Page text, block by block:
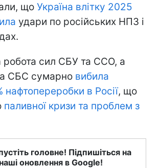
що Україна влітку 2025
удари по російських НПЗ і
робота сил СБУ та ССО, а
СБС сумарно вибила
нафтопереробки в Росії, що
паливної кризи та проблем з
головне! Підпишіться на
наші оновлення в Google!